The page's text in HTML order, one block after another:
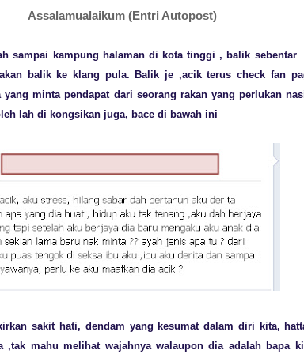
Assalamualaikum (Entri Autopost)
sampai kampung halaman di kota tinggi , balik sebentar
balik ke klang pula. Balik je ,acik terus check fan
yang minta pendapat dari seorang rakan yang perlukan
lah di kongsikan juga, bace di bawah ini
sakit hati, dendam yang kesumat dalam diri kita,
,tak mahu melihat wajahnya walaupon dia adalah bapa